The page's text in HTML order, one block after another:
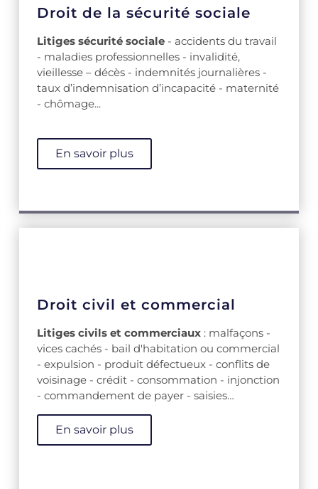
Droit de la sécurité sociale
Litiges sécurité sociale - accidents du travail
- maladies professionnelles - invalidité,
vieillesse – décès - indemnités journalières -
taux d’indemnisation d’incapacité - maternité
- chômage...
En savoir plus
Droit civil et commercial
Litiges civils et commerciaux : malfaçons -
vices cachés - bail d'habitation ou commercial
- expulsion - produit défectueux - conflits de
voisinage - crédit - consommation - injonction
- commandement de payer - saisies…
En savoir plus